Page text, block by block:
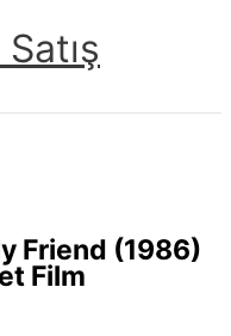
Friend (1986)
Film